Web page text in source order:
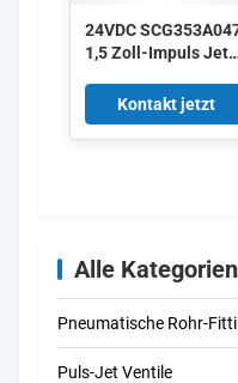
24VDC SCG353A047
1,5 Zoll-Impuls Jet
Kontakt jetzt
Alle Kategorien
Pneumatische Rohr-
Puls-Jet Ventile